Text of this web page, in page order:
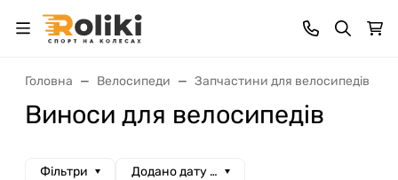
Головна Велосипеди Запчастини для велосипедів
Виноси для велосипедів
Фільтри Додано дату спад